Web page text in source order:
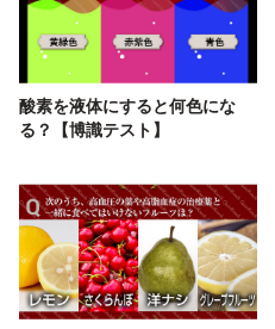
酸素を液体にすると何色にな
る？【博識テスト】